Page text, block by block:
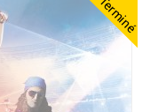
Terminé